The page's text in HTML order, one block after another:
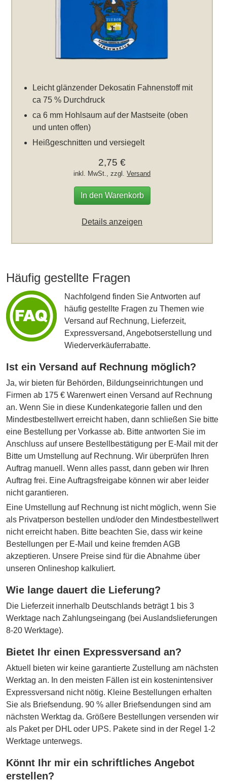
Leicht glänzender Dekosatin Fahnenstoff mit
ca 75 % Durchdruck
ca 6 mm Hohlsaum auf der Mastseite (oben
und unten offen)
Heißgeschnitten und versiegelt
2,75 €
inkl. MwSt., zzgl.Versand
In den Warenkorb
Details anzeigen
Häufig gestellte Fragen
Nachfolgend finden Sie Antworten auf
häufig gestellte Fragen zu Themen wie
Versand auf Rechnung, Lieferzeit,
Expressversand, Angebotserstellung und
Wiederverkäuferrabatte.
Ist ein Versand auf Rechnung möglich?
Ja, wir bieten für Behörden, Bildungseinrichtungen und
Firmen ab 175 € Warenwert einen Versand auf Rechnung
an. Wenn Sie in diese Kundenkategorie fallen und den
Mindestbestellwert erreicht haben, dann schließen Sie bitte
eine Bestellung per Vorkasse ab. Bitte antworten Sie im
Anschluss auf unsere Bestellbestätigung per E-Mail mit der
Bitte um Umstellung auf Rechnung. Wir überprüfen Ihren
Auftrag manuell. Wenn alles passt, dann geben wir Ihren
Auftrag frei. Eine Auftragsfreigabe können wir aber leider
nicht garantieren.
Eine Umstellung auf Rechnung ist nicht möglich, wenn Sie
als Privatperson bestellen und/oder den Mindestbestellwert
nicht erreicht haben. Bitte beachten Sie, dass wir keine
Bestellungen per E-Mail und keine fremden AGB
akzeptieren. Unsere Preise sind für die Abnahme über
unseren Onlineshop kalkuliert.
Wie lange dauert die Lieferung?
Die Lieferzeit innerhalb Deutschlands beträgt 1 bis 3
Werktage nach Zahlungseingang (bei Auslandslieferungen
8-20 Werktage).
Bietet Ihr einen Expressversand an?
Aktuell bieten wir keine garantierte Zustellung am nächsten
Werktag an. In den meisten Fällen ist ein kostenintensiver
Expressversand nicht nötig. Kleine Bestellungen erhalten
Sie als Briefsendung. 90 % aller Briefsendungen sind am
nächsten Werktag da. Größere Bestellungen versenden wir
als Paket per DHL oder UPS. Pakete sind in der Regel 1-2
Werktage unterwegs.
Könnt Ihr mir ein schriftliches Angebot
erstellen?